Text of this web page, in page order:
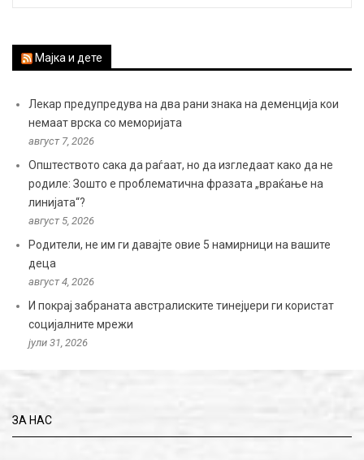
Мајка и дете
Лекар предупредува на два рани знака на деменција кои
немаат врска со меморијата
август 7, 2026
Општеството сака да раѓаат, но да изгледаат како да не
родиле: Зошто е проблематична фразата „враќање на
линијата“?
август 5, 2026
Родители, не им ги давајте овие 5 намирници на вашите
деца
август 4, 2026
И покрај забраната австралиските тинејџери ги користат
социјалните мрежи
јули 31, 2026
ЗА НАС